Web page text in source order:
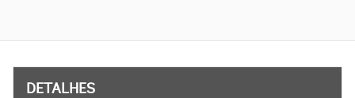
DETALHES